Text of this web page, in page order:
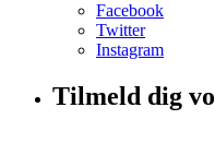
Facebook
Twitter
Instagram
Tilmeld dig